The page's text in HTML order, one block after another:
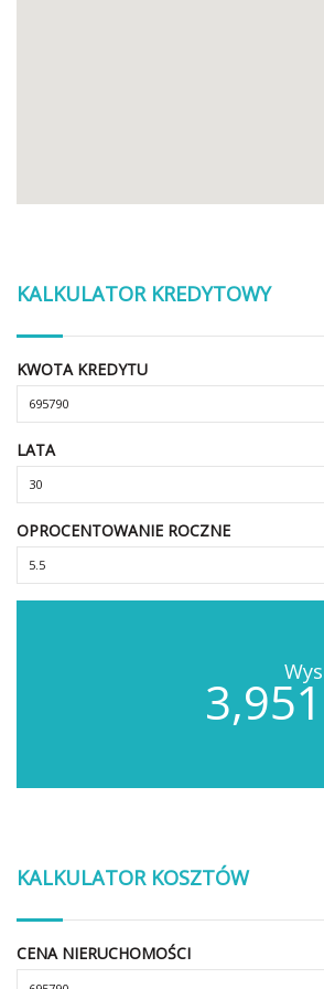
KALKULATOR KREDYTOWY
KWOTA KREDYTU
LATA
OPROCENTOWANIE ROCZNE
KALKULATOR KOSZTÓW
CENA NIERUCHOMOŚCI